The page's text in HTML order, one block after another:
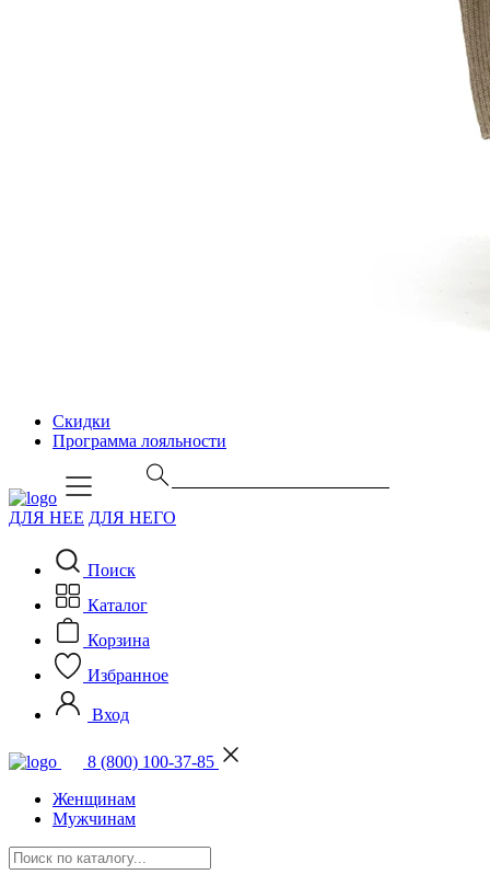
Скидки
Программа лояльности
ДЛЯ НЕЕ ДЛЯ НЕГО
Поиск
Каталог
Корзина
Избранное
Вход
8 (800) 100-37-85
Женщинам
Мужчинам